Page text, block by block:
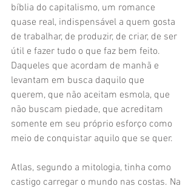
bíblia do capitalismo, um romance
quase real, indispensável a quem gosta
de trabalhar, de produzir, de criar, de ser
útil e fazer tudo o que faz bem feito.
Daqueles que acordam de manhã e
levantam em busca daquilo que
querem, que não aceitam esmola, que
não buscam piedade, que acreditam
somente em seu próprio esforço como
meio de conquistar aquilo que se quer.
Atlas, segundo a mitologia, tinha como
castigo carregar o mundo nas costas. Na